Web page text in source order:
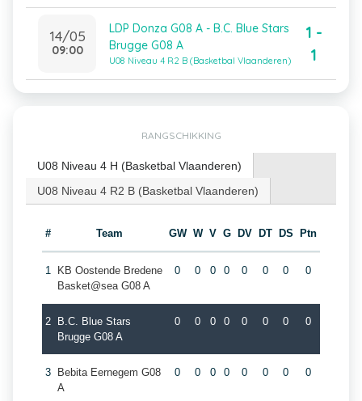
14/05
09:00
LDP Donza G08 A - B.C. Blue Stars
Brugge G08 A
U08 Niveau 4 R2 B (Basketbal Vlaanderen)
1 -
1
RANGSCHIKKING
U08 Niveau 4 H (Basketbal Vlaanderen)
U08 Niveau 4 R2 B (Basketbal Vlaanderen)
# Team GW W V G DV DT DS Ptn
1
KB Oostende Bredene
Basket@sea G08 A
0 0 0 0 0 0 0 0
2
B.C. Blue Stars
Brugge G08 A
0 0 0 0 0 0 0 0
3
Bebita Eernegem G08
A
0 0 0 0 0 0 0 0